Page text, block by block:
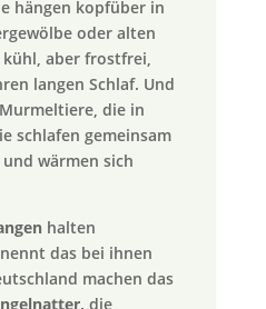
hängen kopfüber in
oder alten
aber frostfrei,
langen Schlaf. Und
die in
schlafen gemeinsam
wärmen sich
halten
das bei ihnen
machen das
, die